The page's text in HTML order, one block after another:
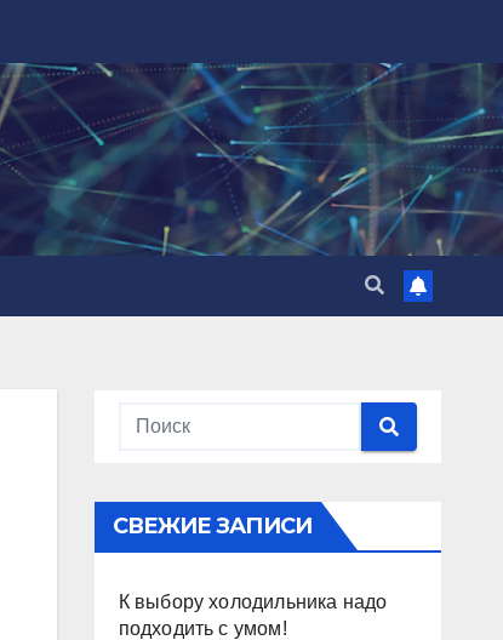
СВЕЖИЕ ЗАПИСИ
К выбору холодильника надо
подходить с умом!